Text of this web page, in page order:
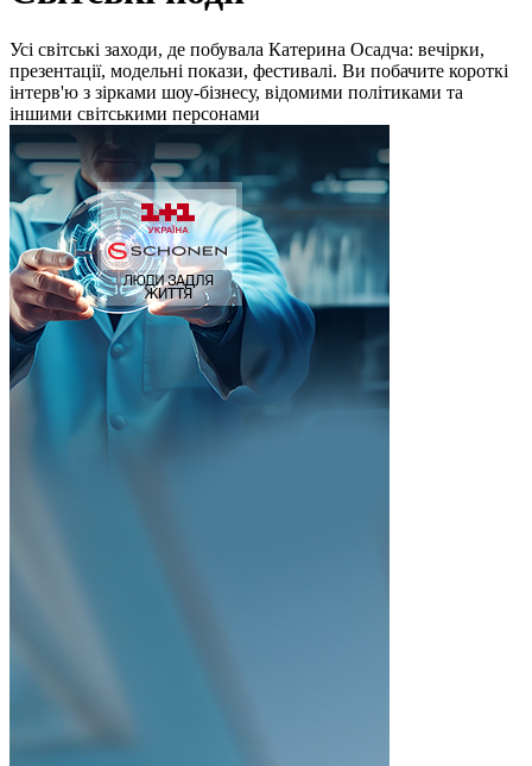
Усі світські заходи, де побувала Катерина Осадча: вечірки,
презентації, модельні покази, фестивалі. Ви побачите короткі
інтерв'ю з зірками шоу-бізнесу, відомими політиками та
іншими світськими персонами